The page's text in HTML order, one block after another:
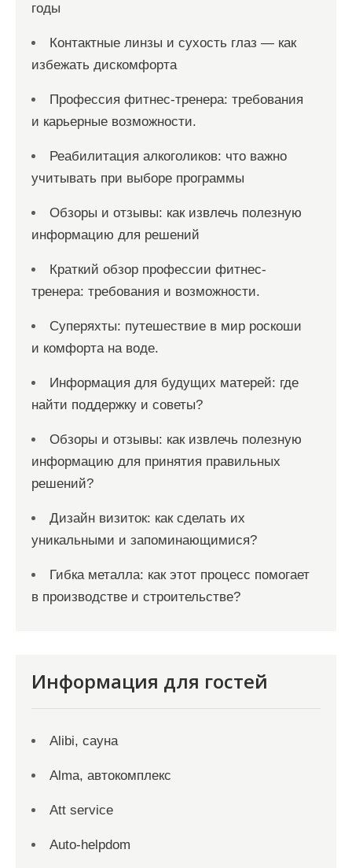
годы
Контактные линзы и сухость глаз — как
избежать дискомфорта
Профессия фитнес-тренера: требования
и карьерные возможности.
Реабилитация алкоголиков: что важно
учитывать при выборе программы
Обзоры и отзывы: как извлечь полезную
информацию для решений
Краткий обзор профессии фитнес-
тренера: требования и возможности.
Суперяхты: путешествие в мир роскоши
и комфорта на воде.
Информация для будущих матерей: где
найти поддержку и советы?
Обзоры и отзывы: как извлечь полезную
информацию для принятия правильных
решений?
Дизайн визиток: как сделать их
уникальными и запоминающимися?
Гибка металла: как этот процесс помогает
в производстве и строительстве?
Информация для гостей
Alibi, сауна
Alma, автокомплекс
Att service
Auto-helpdom